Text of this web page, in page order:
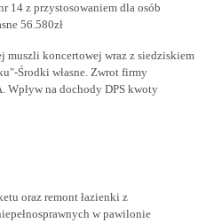
14 z przystosowaniem dla osób
56.580zł
muszli koncertowej wraz z siedziskiem
Środki własne. Zwrot firmy
Wpływ na dochody DPS kwoty
oraz remont łazienki z
w pawilonie